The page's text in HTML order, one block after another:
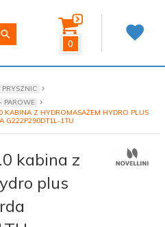
0
PRYSZNIC
PAROWE
KABINA Z HYDROMASAŻEM HYDRO PLUS
G222P290DT1L-1TU
kabina z
plus